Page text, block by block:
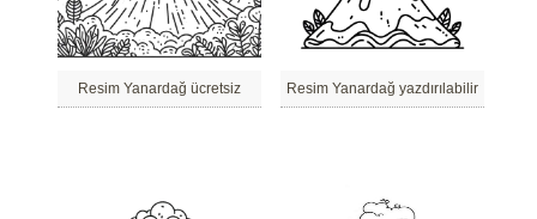
Resim Yanardağ ücretsiz Resim Yanardağ yazdırılabilir